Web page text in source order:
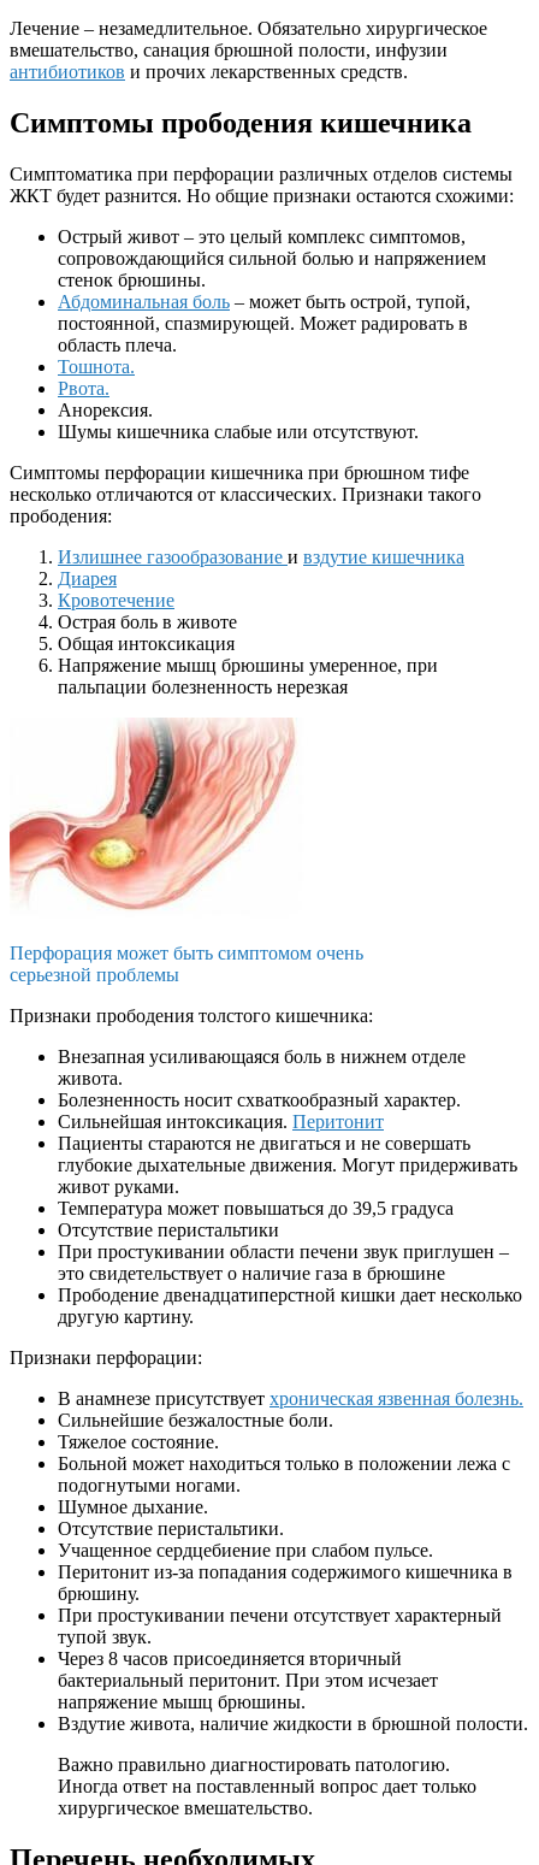
Лечение – незамедлительное. Обязательно хирургическое
вмешательство, санация брюшной полости, инфузии
антибиотиков и прочих лекарственных средств.
Симптомы прободения кишечника
Симптоматика при перфорации различных отделов системы
ЖКТ будет разнится. Но общие признаки остаются схожими:
Острый живот – это целый комплекс симптомов,
сопровождающийся сильной болью и напряжением
стенок брюшины.
Абдоминальная боль – может быть острой, тупой,
постоянной, спазмирующей. Может радировать в
область плеча.
Тошнота.
Рвота.
Анорексия.
Шумы кишечника слабые или отсутствуют.
Симптомы перфорации кишечника при брюшном тифе
несколько отличаются от классических. Признаки такого
прободения:
Излишнее газообразование и вздутие кишечника
Диарея
Кровотечение
Острая боль в животе
Общая интоксикация
Напряжение мышц брюшины умеренное, при
пальпации болезненность нерезкая
Перфорация может быть симптомом очень
серьезной проблемы
Признаки прободения толстого кишечника:
Внезапная усиливающаяся боль в нижнем отделе
живота.
Болезненность носит схваткообразный характер.
Сильнейшая интоксикация. Перитонит
Пациенты стараются не двигаться и не совершать
глубокие дыхательные движения. Могут придерживать
живот руками.
Температура может повышаться до 39,5 градуса
Отсутствие перистальтики
При простукивании области печени звук приглушен –
это свидетельствует о наличие газа в брюшине
Прободение двенадцатиперстной кишки дает несколько
другую картину.
Признаки перфорации:
В анамнезе присутствует хроническая язвенная болезнь.
Сильнейшие безжалостные боли.
Тяжелое состояние.
Больной может находиться только в положении лежа с
подогнутыми ногами.
Шумное дыхание.
Отсутствие перистальтики.
Учащенное сердцебиение при слабом пульсе.
Перитонит из-за попадания содержимого кишечника в
брюшину.
При простукивании печени отсутствует характерный
тупой звук.
Через 8 часов присоединяется вторичный
бактериальный перитонит. При этом исчезает
напряжение мышц брюшины.
Вздутие живота, наличие жидкости в брюшной полости.
Важно правильно диагностировать патологию.
Иногда ответ на поставленный вопрос дает только
хирургическое вмешательство.